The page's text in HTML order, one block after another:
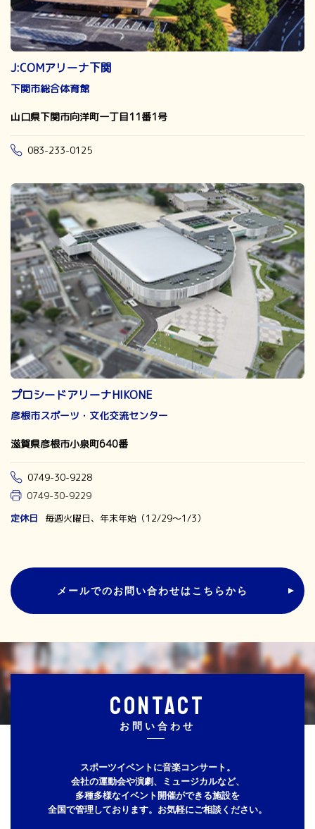
J:COMアリーナ下関
下関市総合体育館
山口県下関市向洋町一丁目11番1号
083-233-0125
プロシードアリーナHIKONE
彦根市スポーツ・文化交流センター
滋賀県彦根市小泉町640番
0749-30-9228
0749-30-9229
定休日
毎週火曜日、年末年始（12/29～1/3）
メールでのお問い合わせはこちらから
CONTACT
お問い合わせ
スポーツイベントに音楽コンサート。
会社の運動会や演劇、ミュージカルなど、
多種多様なイベント開催ができる施設を
全国で管理しております。 お気軽にご相談ください。